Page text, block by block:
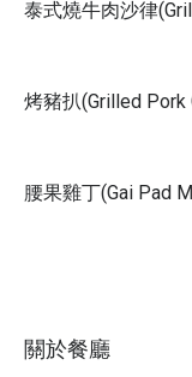
泰式燒牛肉沙律
烤豬扒(Grilled Pork
腰果雞丁(Gai Pad
關於餐廳